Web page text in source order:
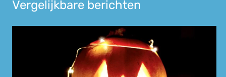
Vergelijkbare berichten